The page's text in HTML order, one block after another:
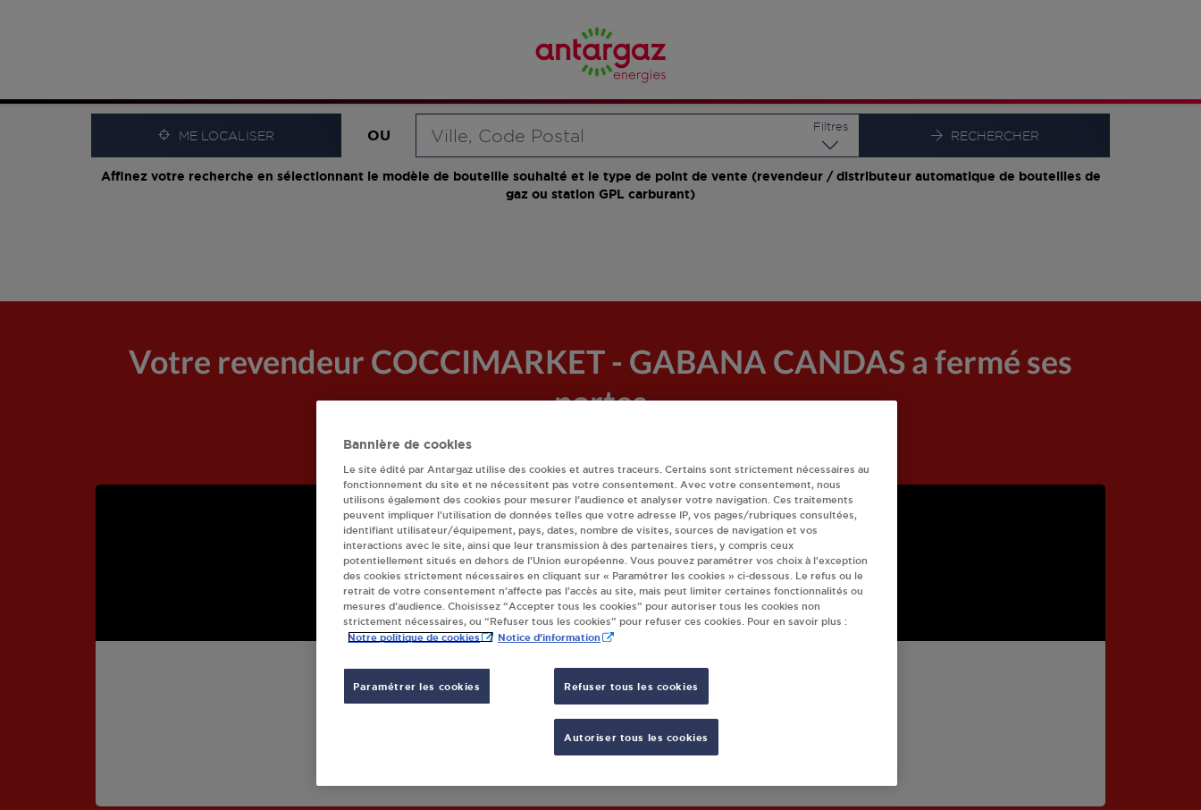
ME LOCALISER OU
Filtres
RECHERCHER
Affinez votre recherche en sélectionnant le modèle de bouteille souhaité et le type de point de vente (revendeur / distributeur automatique de bouteilles de
gaz ou station GPL carburant)
Votre revendeur COCCIMARKET - GABANA CANDAS a fermé ses
portes
Retrouvez nos revendeurs les plus proches !
CARREFOUR CONTACT FCL DISTRI BERNAVILLE
CARREFOUR CONTACT
80370BERNAVILLE
AFFICHER LE TÉLÉPHONE
Bannière de cookies
Le site édité par Antargaz utilise des cookies et autres traceurs. Certains sont strictement nécessaires au
fonctionnement du site et ne nécessitent pas votre consentement. Avec votre consentement, nous
utilisons également des cookies pour mesurer l’audience et analyser votre navigation. Ces traitements
peuvent impliquer l’utilisation de données telles que votre adresse IP, vos pages/rubriques consultées,
identifiant utilisateur/équipement, pays, dates, nombre de visites, sources de navigation et vos
interactions avec le site, ainsi que leur transmission à des partenaires tiers, y compris ceux
potentiellement situés en dehors de l’Union européenne. Vous pouvez paramétrer vos choix à l’exception
des cookies strictement nécessaires en cliquant sur « Paramétrer les cookies » ci-dessous. Le refus ou le
retrait de votre consentement n’affecte pas l’accès au site, mais peut limiter certaines fonctionnalités ou
mesures d’audience. Choisissez “Accepter tous les cookies” pour autoriser tous les cookies non
strictement nécessaires, ou “Refuser tous les cookies” pour refuser ces cookies. Pour en savoir plus :
Notre politique de cookies Notice d'information
Paramétrer les cookies Refuser tous les cookies
Autoriser tous les cookies